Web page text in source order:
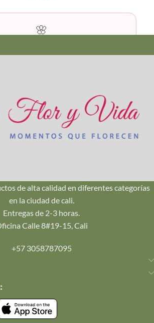
🌸
🚚
Envío en Cali
💌
Tu Mensaje
personalizada con tu mensaje impreso
Completa tu Regalo
de alta calidad en diferentes categorías
en la ciudad de cali.
Entregas de 2-3 horas.
Calle 8#19-15, Cali
+57 3058787095